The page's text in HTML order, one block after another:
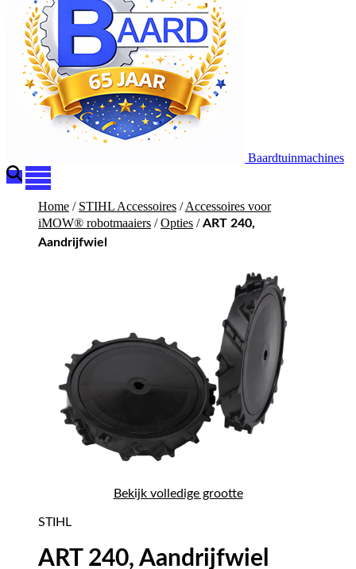
Baardtuinmachines
Home / STIHL Accessoires /Accessoires voor
iMOW® robotmaaiers /Opties /ART 240,
Aandrijfwiel
Bekijk volledige grootte
STIHL
ART 240, Aandrijfwiel